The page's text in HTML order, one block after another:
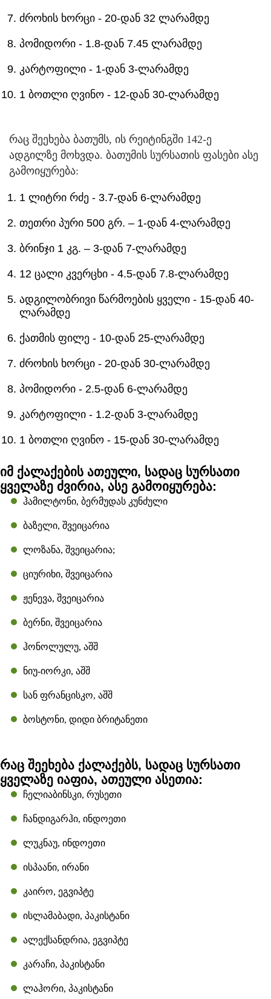
ძროხის ხორცი - 20-დან 32 ლარამდე
პომიდორი - 1.8-დან 7.45 ლარამდე
კარტოფილი - 1-დან 3-ლარამდე
1 ბოთლი ღვინო - 12-დან 30-ლარამდე
რაც შეეხება ბათუმს, ის რეიტინგში 142-ე
ადგილზე მოხვდა. ბათუმის სურსათის ფასები ასე
გამოიყურება:
1 ლიტრი რძე - 3.7-დან 6-ლარამდე
თეთრი პური 500 გრ. – 1-დან 4-ლარამდე
ბრინჯი 1 კგ. – 3-დან 7-ლარამდე
12 ცალი კვერცხი - 4.5-დან 7.8-ლარამდე
ადგილობრივი წარმოების ყველი - 15-დან 40-
ლარამდე
ქათმის ფილე - 10-დან 25-ლარამდე
ძროხის ხორცი - 20-დან 30-ლარამდე
პომიდორი - 2.5-დან 6-ლარამდე
კარტოფილი - 1.2-დან 3-ლარამდე
1 ბოთლი ღვინო - 15-დან 30-ლარამდე
იმ ქალაქების ათეული, სადაც სურსათი
ყველაზე ძვირია, ასე გამოიყურება:
ჰამილტონი, ბერმუდას კუნძული
ბაზელი, შვეიცარია
ლოზანა, შვეიცარია;
ციურიხი, შვეიცარია
ჟენევა, შვეიცარია
ბერნი, შვეიცარია
ჰონოლულუ, აშშ
ნიუ-იორკი, აშშ
სან ფრანცისკო, აშშ
ბოსტონი, დიდი ბრიტანეთი
რაც შეეხება ქალაქებს, სადაც სურსათი
ყველაზე იაფია, ათეული ასეთია:
ჩელიაბინსკი, რუსეთი
ჩანდიგარჰი, ინდოეთი
ლუკნაუ, ინდოეთი
ისპაანი, ირანი
კაირო, ეგვიპტე
ისლამაბადი, პაკისტანი
ალექსანდრია, ეგვიპტე
კარაჩი, პაკისტანი
ლაჰორი, პაკისტანი